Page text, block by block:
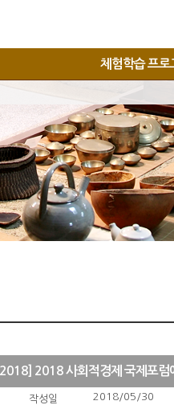
체험학습 프로
2018] 2018 사회적경제 국제포럼
작성일 2018/05/30